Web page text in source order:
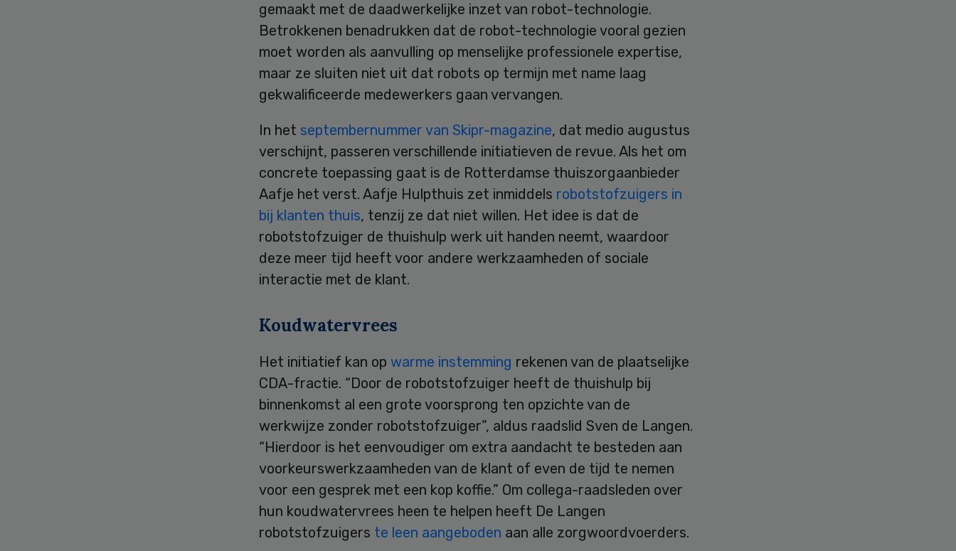
gemaakt met de daadwerkelijke inzet van robot-technologie.
Betrokkenen benadrukken dat de robot-technologie vooral gezien
moet worden als aanvulling op menselijke professionele expertise,
maar ze sluiten niet uit dat robots op termijn met name laag
gekwalificeerde medewerkers gaan vervangen.
In het septembernummer van Skipr-magazine, dat medio augustus
verschijnt, passeren verschillende initiatieven de revue. Als het om
concrete toepassing gaat is de Rotterdamse thuiszorgaanbieder
Aafje het verst. Aafje Hulpthuis zet inmiddels robotstofzuigers in
bij klanten thuis, tenzij ze dat niet willen. Het idee is dat de
robotstofzuiger de thuishulp werk uit handen neemt, waardoor
deze meer tijd heeft voor andere werkzaamheden of sociale
interactie met de klant.
Koudwatervrees
Het initiatief kan op warme instemming rekenen van de plaatselijke
CDA-fractie. “Door de robotstofzuiger heeft de thuishulp bij
binnenkomst al een grote voorsprong ten opzichte van de
werkwijze zonder robotstofzuiger”, aldus raadslid Sven de Langen.
“Hierdoor is het eenvoudiger om extra aandacht te besteden aan
voorkeurswerkzaamheden van de klant of even de tijd te nemen
voor een gesprek met een kop koffie.” Om collega-raadsleden over
hun koudwatervrees heen te helpen heeft De Langen
robotstofzuigers te leen aangeboden aan alle zorgwoordvoerders.